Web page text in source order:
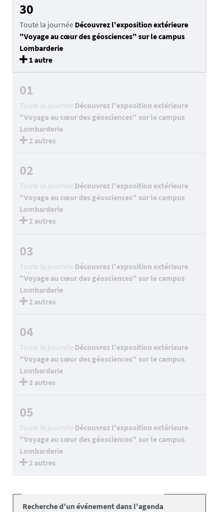
30
Toute la journée Découvrez l'exposition extérieure
"Voyage au cœur des géosciences" sur le campus
Lombarderie
1 autre
01
Toute la journée Découvrez l'exposition extérieure
"Voyage au cœur des géosciences" sur le campus
Lombarderie
2 autres
02
Toute la journée Découvrez l'exposition extérieure
"Voyage au cœur des géosciences" sur le campus
Lombarderie
2 autres
03
Toute la journée Découvrez l'exposition extérieure
"Voyage au cœur des géosciences" sur le campus
Lombarderie
2 autres
04
Toute la journée Découvrez l'exposition extérieure
"Voyage au cœur des géosciences" sur le campus
Lombarderie
3 autres
05
Toute la journée Découvrez l'exposition extérieure
"Voyage au cœur des géosciences" sur le campus
Lombarderie
2 autres
Recherche d'un événement dans l'agenda